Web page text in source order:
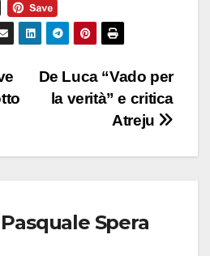
De Luca “Vado per
la verità” e critica
Atreju
Pasquale Spera